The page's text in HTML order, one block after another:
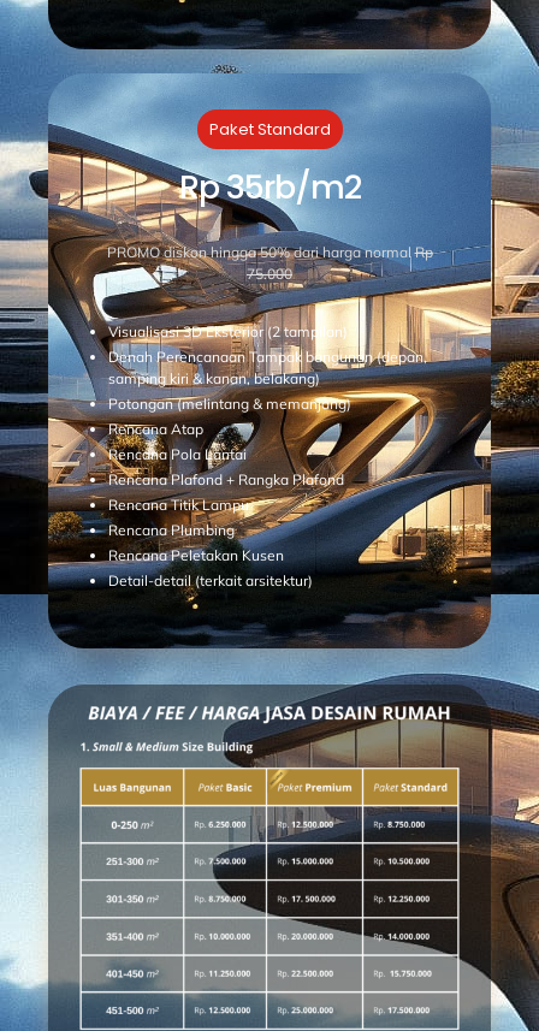
Paket Standard
Rp 35rb/m2
PROMO diskon hingga 50% dari harga normalRp
75.000
Visualisasi 3D Eksterior (2 tampilan)
Denah Perencanaan Tampak bangunan (depan,
samping kiri & kanan, belakang)
Potongan (melintang & memanjang)
Rencana Atap
Rencana Pola Lantai
Rencana Plafond + Rangka Plafond
Rencana Titik Lampu
Rencana Plumbing
Rencana Peletakan Kusen
Detail-detail (terkait arsitektur)